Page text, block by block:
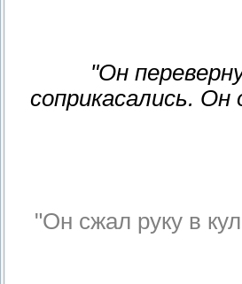
"Он
соприкасались. Он
"Он сжал руку в